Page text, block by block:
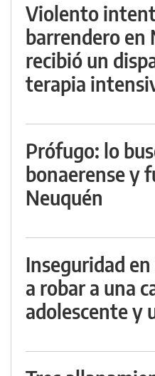
Violento
barrendero en
recibió un
terapia
Prófugo: lo
bonaerense y
Neuquén
Inseguridad
a robar a una
adolescente y